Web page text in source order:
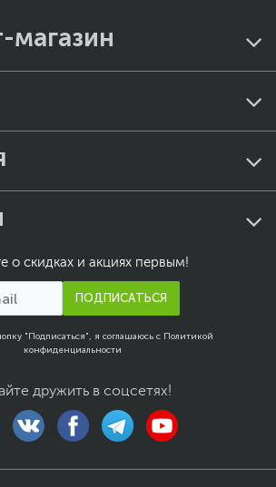
магазин
о скидках и акциях первым!
ПОДПИСАТЬСЯ
"Подписаться", я соглашаюсь с Политикой
конфиденциальности
дружить в соцсетях!